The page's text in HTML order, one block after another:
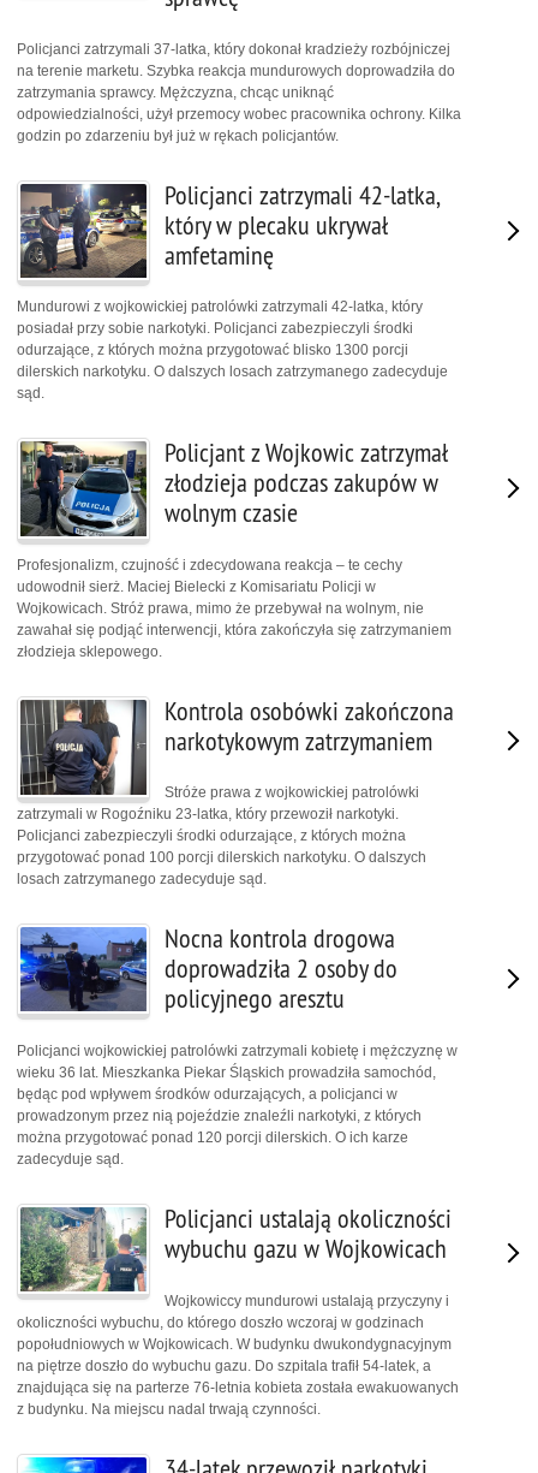
Policjanci zatrzymali 37-latka, który dokonał kradzieży rozbójniczej
na terenie marketu. Szybka reakcja mundurowych doprowadziła do
zatrzymania sprawcy. Mężczyzna, chcąc uniknąć
odpowiedzialności, użył przemocy wobec pracownika ochrony. Kilka
godzin po zdarzeniu był już w rękach policjantów.
Policjanci zatrzymali 42-latka,
który w plecaku ukrywał
amfetaminę
Mundurowi z wojkowickiej patrolówki zatrzymali 42-latka, który
posiadał przy sobie narkotyki. Policjanci zabezpieczyli środki
odurzające, z których można przygotować blisko 1300 porcji
dilerskich narkotyku. O dalszych losach zatrzymanego zadecyduje
sąd.
Policjant z Wojkowic zatrzymał
złodzieja podczas zakupów w
wolnym czasie
Profesjonalizm, czujność i zdecydowana reakcja – te cechy
udowodnił sierż. Maciej Bielecki z Komisariatu Policji w
Wojkowicach. Stróż prawa, mimo że przebywał na wolnym, nie
zawahał się podjąć interwencji, która zakończyła się zatrzymaniem
złodzieja sklepowego.
Kontrola osobówki zakończona
narkotykowym zatrzymaniem
Stróże prawa z wojkowickiej patrolówki
zatrzymali w Rogoźniku 23-latka, który przewoził narkotyki.
Policjanci zabezpieczyli środki odurzające, z których można
przygotować ponad 100 porcji dilerskich narkotyku. O dalszych
losach zatrzymanego zadecyduje sąd.
Nocna kontrola drogowa
doprowadziła 2 osoby do
policyjnego aresztu
Policjanci wojkowickiej patrolówki zatrzymali kobietę i mężczyznę w
wieku 36 lat. Mieszkanka Piekar Śląskich prowadziła samochód,
będąc pod wpływem środków odurzających, a policjanci w
prowadzonym przez nią pojeździe znaleźli narkotyki, z których
można przygotować ponad 120 porcji dilerskich. O ich karze
zadecyduje sąd.
Policjanci ustalają okoliczności
wybuchu gazu w Wojkowicach
Wojkowiccy mundurowi ustalają przyczyny i
okoliczności wybuchu, do którego doszło wczoraj w godzinach
popołudniowych w Wojkowicach. W budynku dwukondygnacyjnym
na piętrze doszło do wybuchu gazu. Do szpitala trafił 54-latek, a
znajdująca się na parterze 76-letnia kobieta została ewakuowanych
z budynku. Na miejscu nadal trwają czynności.